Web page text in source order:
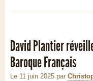
David Plantier
Baroque Français
Le 11 juin 2025 par